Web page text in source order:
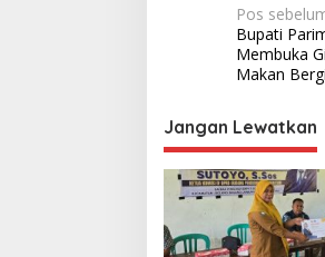
N
a
v
i
g
a
s
i
Pos
Bupati
Membuka
Makan
Jangan Lewatkan